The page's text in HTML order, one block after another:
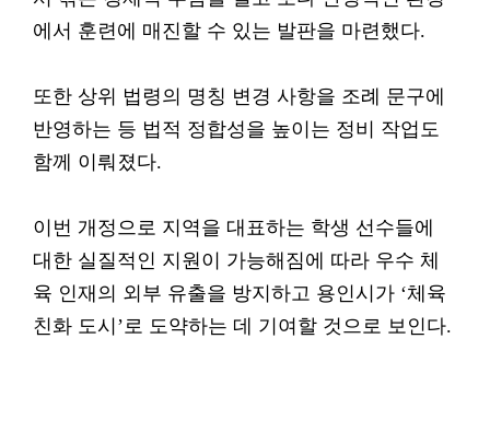
에서 훈련에 매진할 수 있는 발판을 마련했다.
또한 상위 법령의 명칭 변경 사항을 조례 문구에
반영하는 등 법적 정합성을 높이는 정비 작업도
함께 이뤄졌다.
이번 개정으로 지역을 대표하는 학생 선수들에
대한 실질적인 지원이 가능해짐에 따라 우수 체
육 인재의 외부 유출을 방지하고 용인시가 ‘체육
친화 도시’로 도약하는 데 기여할 것으로 보인다.